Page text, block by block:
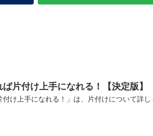
片付け上手になれる！【決定版】
付け上手になれる！」は、片付けについて詳